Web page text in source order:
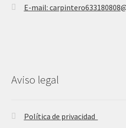
E-mail:
Aviso legal
Política de privacidad